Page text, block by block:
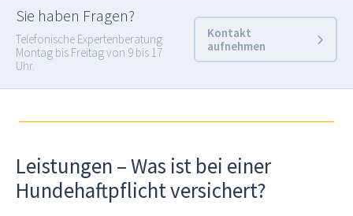
Sie haben Fragen?
Telefonische Expertenberatung
Montag bis Freitag von 9 bis 17
Uhr.
Kontakt
aufnehmen
Leistungen – Was ist bei einer
Hundehaftpflicht versichert?